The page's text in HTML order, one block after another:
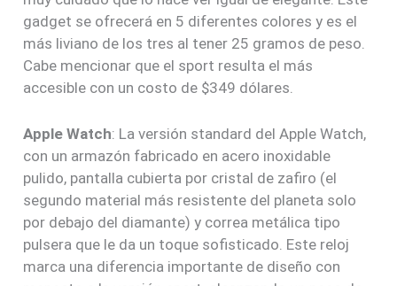
gadget se ofrecerá en 5 diferentes colores y es el
más liviano de los tres al tener 25 gramos de peso.
Cabe mencionar que el sport resulta el más
accesible con un costo de $349 dólares.
Apple Watch: La versión standard del Apple Watch,
con un armazón fabricado en acero inoxidable
pulido, pantalla cubierta por cristal de zafiro (el
segundo material más resistente del planeta solo
por debajo del diamante) y correa metálica tipo
pulsera que le da un toque sofisticado. Este reloj
marca una diferencia importante de diseño con